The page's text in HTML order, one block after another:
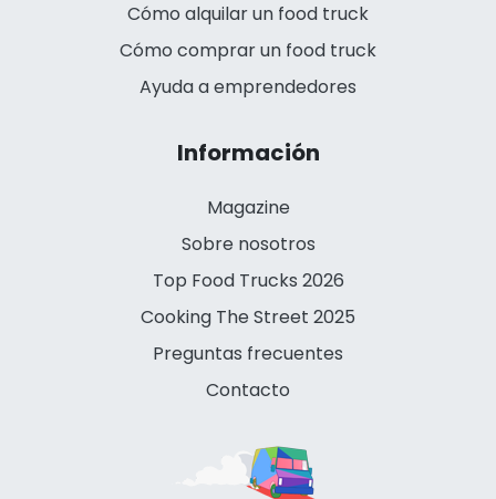
Cómo alquilar un food truck
Cómo comprar un food truck
Ayuda a emprendedores
Información
Magazine
Sobre nosotros
Top Food Trucks 2026
Cooking The Street 2025
Preguntas frecuentes
Contacto